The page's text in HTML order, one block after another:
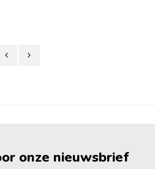
onze nieuwsbrief